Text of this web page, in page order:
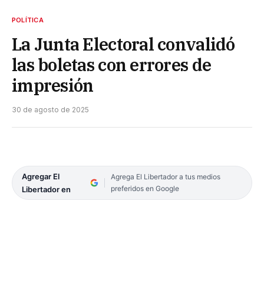
POLÍTICA
La Junta Electoral convalidó
las boletas con errores de
impresión
30 de agosto de 2025
Agregar El
Libertador en
Agrega El Libertador a tus medios
preferidos en Google